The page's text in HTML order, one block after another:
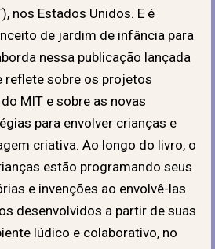
nos Estados Unidos. E é
de jardim de infância para
nessa publicação lançada
reflete sobre os projetos
MIT e sobre as novas
para envolver crianças e
criativa. Ao longo do livro, o
estão programando seus
e invenções ao envolvê-las
desenvolvidos a partir de suas
lúdico e colaborativo, no